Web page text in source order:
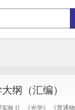
纲（汇编）
验 I》 《光学》 《普通